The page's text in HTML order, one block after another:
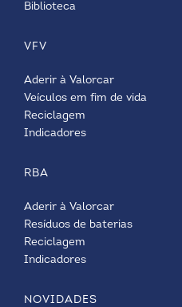
Biblioteca
VFV
Aderir à Valorcar
Veículos em fim de vida
Reciclagem
Indicadores
RBA
Aderir à Valorcar
Resíduos de baterias
Reciclagem
Indicadores
NOVIDADES